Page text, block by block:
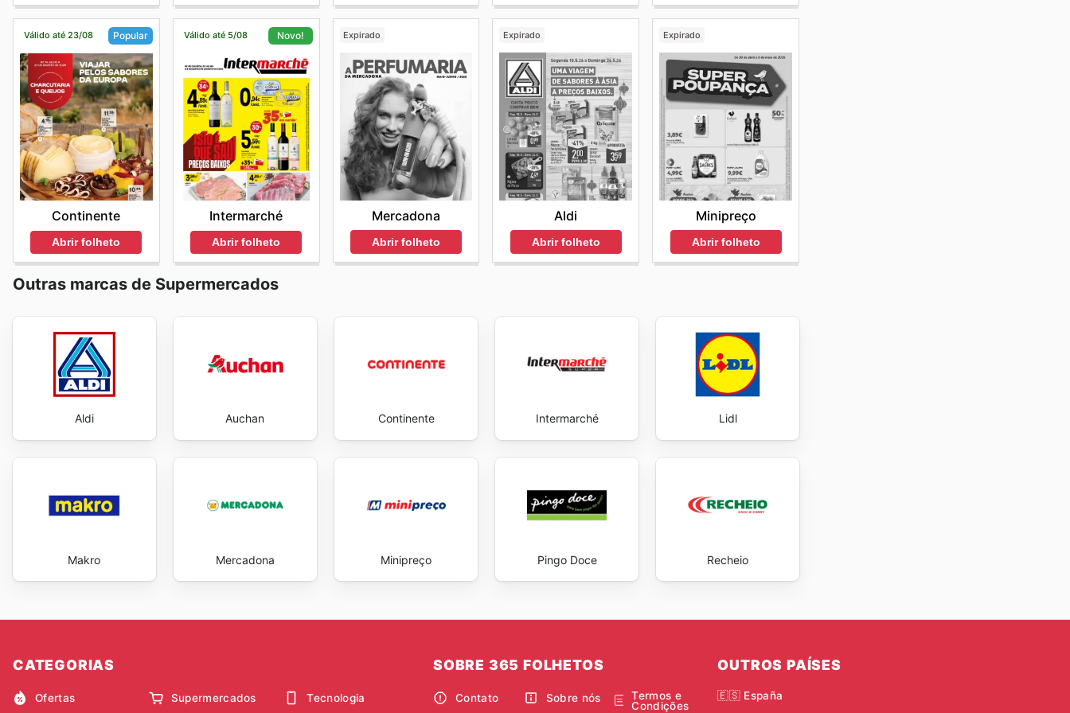
Válido até 23/08 Popular
Continente
Abrir folheto
Válido até 5/08 Novo!
Intermarché
Abrir folheto
Expirado
Mercadona
Abrir folheto
Expirado
Aldi
Abrir folheto
Expirado
Minipreço
Abrir folheto
Outras marcas de Supermercados
Aldi Auchan Continente Intermarché Lidl
Makro Mercadona Minipreço Pingo Doce Recheio
CATEGORIAS
Ofertas Supermercados Tecnologia
SOBRE 365 FOLHETOS
Contato Sobre nós
Termos e
Condições
OUTROS PAÍSES
🇪🇸 España